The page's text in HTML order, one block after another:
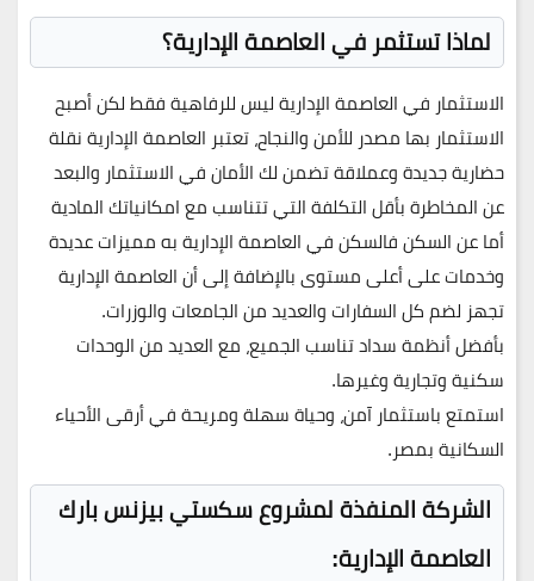
لماذا تستثمر في العاصمة الإدارية؟
الاستثمار في العاصمة الإدارية ليس للرفاهية فقط لكن أصبح
الاستثمار بها مصدر للأمن والنجاح، تعتبر العاصمة الإدارية نقلة
حضارية جديدة وعملاقة تضمن لك الأمان في الاستثمار والبعد
عن المخاطرة بأقل التكلفة التي تتناسب مع امكانياتك المادية
أما عن السكن فالسكن في العاصمة الإدارية به مميزات عديدة
وخدمات على أعلى مستوى بالإضافة إلى أن العاصمة الإدارية
تجهز لضم كل السفارات والعديد من الجامعات والوزرات.
بأفضل أنظمة سداد تناسب الجميع، مع العديد من الوحدات
سكنية وتجارية وغيرها.
استمتع باستثمار آمن، وحياة سهلة ومريحة في أرقى الأحياء
السكانية بمصر.
الشركة المنفذة لمشروع سكستي بيزنس بارك
العاصمة الإدارية: